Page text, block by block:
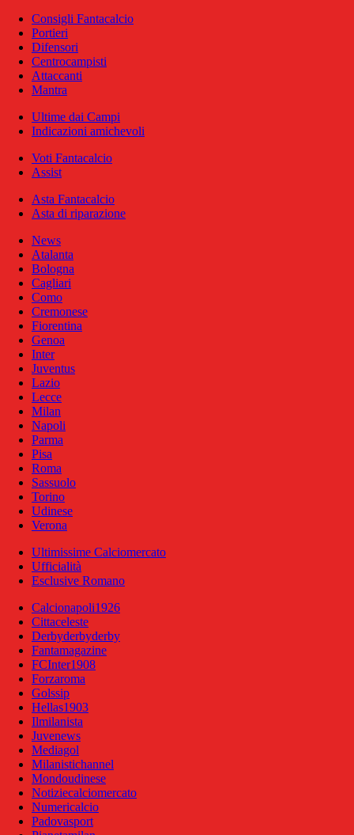
Consigli Fantacalcio
Portieri
Difensori
Centrocampisti
Attaccanti
Mantra
Ultime dai Campi
Indicazioni amichevoli
Voti Fantacalcio
Assist
Asta Fantacalcio
Asta di riparazione
News
Atalanta
Bologna
Cagliari
Como
Cremonese
Fiorentina
Genoa
Inter
Juventus
Lazio
Lecce
Milan
Napoli
Parma
Pisa
Roma
Sassuolo
Torino
Udinese
Verona
Ultimissime Calciomercato
Ufficialità
Esclusive Romano
Calcionapoli1926
Cittaceleste
Derbyderbyderby
Fantamagazine
FCInter1908
Forzaroma
Golssip
Hellas1903
Ilmilanista
Juvenews
Mediagol
Milanistichannel
Mondoudinese
Notiziecalciomercato
Numericalcio
Padovasport